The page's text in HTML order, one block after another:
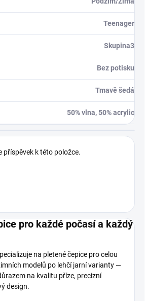
Teenager
Skupina3
Bez potisku
Tmavě šedá
50% vlna, 50% acrylic
příspěvek k této položce.
pro každé počasí a každý
na pletené čepice pro celou
modelů po lehčí jarní varianty —
na kvalitu příze, precizní
design.